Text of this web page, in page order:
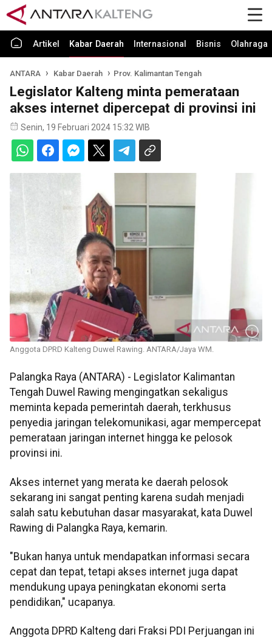
Artikel Kabar Daerah Internasional Bisnis Olahraga
ANTARA Kabar Daerah Prov. Kalimantan Tengah
Legislator Kalteng minta pemerataan
akses internet dipercepat di provinsi ini
Senin, 19 Februari 2024 15:32 WIB
Anggota DPRD Kalteng Duwel Rawing. ANTARA/Jaya WM.
Palangka Raya (ANTARA) - Legislator Kalimantan
Tengah Duwel Rawing mengingatkan sekaligus
meminta kepada pemerintah daerah, terkhusus
penyedia jaringan telekomunikasi, agar mempercepat
pemerataan jaringan internet hingga ke pelosok
provinsi ini.
Akses internet yang merata ke daerah pelosok
sekarang ini sangat penting karena sudah menjadi
salah satu kebutuhan dasar masyarakat, kata Duwel
Rawing di Palangka Raya, kemarin.
"Bukan hanya untuk mendapatkan informasi secara
cepat dan tepat, tetapi akses internet juga dapat
mendukung upaya peningkatan ekonomi serta
pendidikan," ucapanya.
Anggota DPRD Kalteng dari Fraksi PDI Perjuangan ini